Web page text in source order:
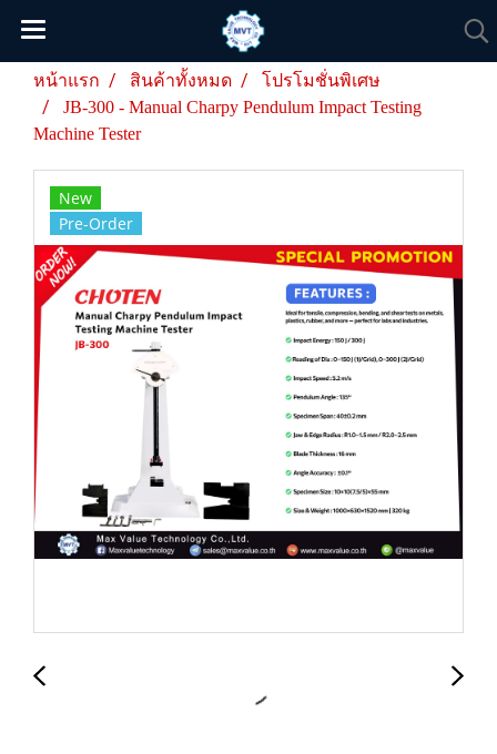
หน้าแรก สินค้าทั้งหมด
โปรโมชั่นพิเศษ
JB-300 - Manual Charpy Pendulum Impact Testing
Machine Tester
New
Pre-Order